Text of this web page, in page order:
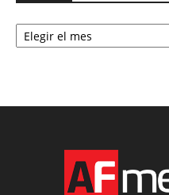
Archivo